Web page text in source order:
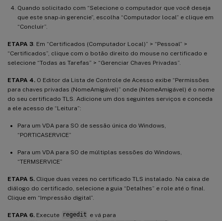
Quando solicitado com “Selecione o computador que você deseja
que este snap-in gerencie”, escolha “Computador local” e clique em
“Concluir”.
ETAPA 3 . Em “Certificados (Computador Local)” > “Pessoal” >
“Certificados”, clique com o botão direito do mouse no certificado e
selecione “Todas as Tarefas” > “Gerenciar Chaves Privadas”.
ETAPA 4. O Editor da Lista de Controle de Acesso exibe “Permissões
para chaves privadas (NomeAmigável)” onde (NomeAmigável) é o nome
do seu certificado TLS. Adicione um dos seguintes serviços e conceda
a ele acesso de “Leitura”:
Para um VDA para SO de sessão única do Windows,
“PORTICASERVICE”
Para um VDA para SO de múltiplas sessões do Windows,
“TERMSERVICE”
ETAPA 5. Clique duas vezes no certificado TLS instalado. Na caixa de
diálogo do certificado, selecione a guia “Detalhes” e role até o final.
Clique em “Impressão digital”.
ETAPA 6. Execute regedit e vá para